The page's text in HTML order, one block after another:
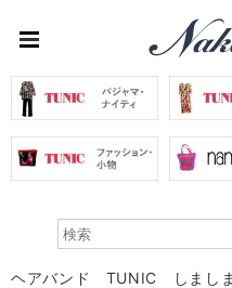
ヘアバンド TUNIC しまし